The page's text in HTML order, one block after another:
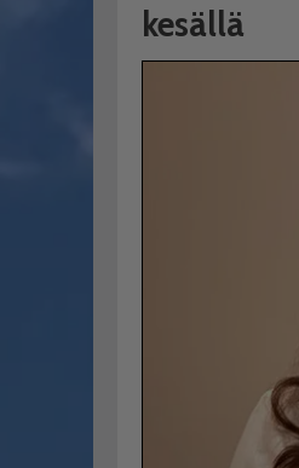
kesällä